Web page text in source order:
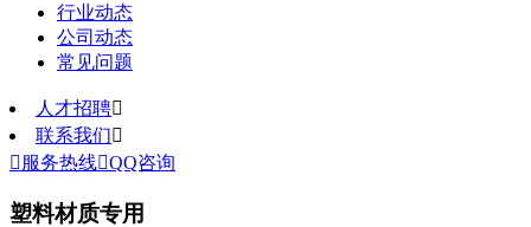
行业动态
公司动态
常见问题
人才招聘
联系我们
 服务热线QQ咨询
塑料材质专用